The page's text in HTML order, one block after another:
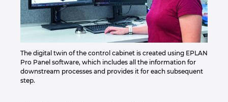
The digital twin of the control cabinet is created using EPLAN
Pro Panel software, which includes all the information for
downstream processes and provides it for each subsequent
step.
Tanska
Tsekki